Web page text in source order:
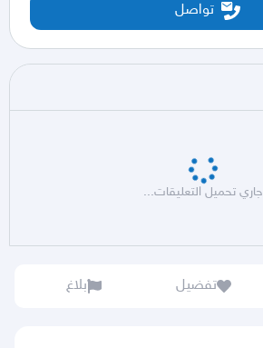
تواصل
جاري تحميل التعليقات...
تفضيل بلاغ